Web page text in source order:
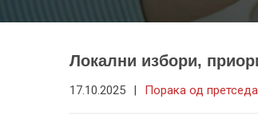
Локални избори,
17.10.2025 | Порака од